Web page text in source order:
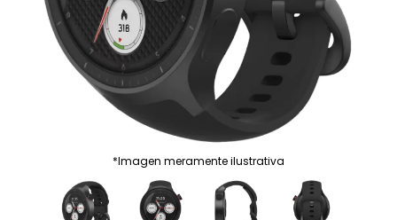
*Imagen meramente ilustrativa